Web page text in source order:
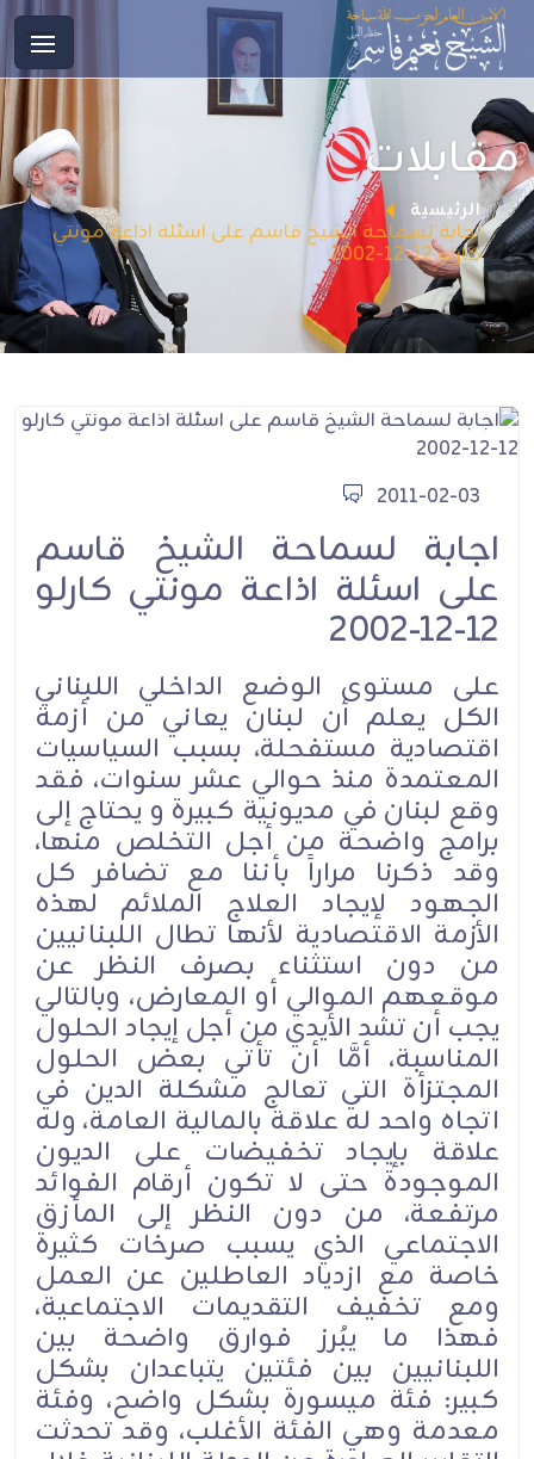
مقابلات
الرئيسية
اجابة لسماحة الشيخ قاسم على اسئلة اذاعة مونتي
كارلو 12-12-2002
2011-02-03
اجابة لسماحة الشيخ قاسم
على اسئلة اذاعة مونتي كارلو
12-12-2002
على مستوى الوضع الداخلي اللبناني
الكل يعلم أن لبنان يعاني من أزمة
اقتصادية مستفحلة، بسبب السياسيات
المعتمدة منذ حوالي عشر سنوات، فقد
وقع لبنان في مديونية كبيرة و يحتاج إلى
برامج واضحة من أجل التخلص منها،
وقد ذكرنا مراراً بأننا مع تضافر كل
الجهود لإيجاد العلاج الملائم لهذه
الأزمة الاقتصادية لأنها تطال اللبنانيين
من دون استثناء بصرف النظر عن
موقعهم الموالي أو المعارض، وبالتالي
يجب أن تشد الأيدي من أجل إيجاد الحلول
المناسبة، أمَّا أن تأتي بعض الحلول
المجتزأة التي تعالج مشكلة الدين في
اتجاه واحد له علاقة بالمالية العامة، وله
علاقة بإيجاد تخفيضات على الديون
الموجودة حتى لا تكون أرقام الفوائد
مرتفعة، من دون النظر إلى المأزق
الاجتماعي الذي يسبب صرخات كثيرة
خاصة مع ازدياد العاطلين عن العمل
ومع تخفيف التقديمات الاجتماعية،
فهذا ما يبُرز فوارق واضحة بين
اللبنانيين بين فئتين يتباعدان بشكل
كبير: فئة ميسورة بشكل واضح، وفئة
معدمة وهي الفئة الأغلب، وقد تحدثت